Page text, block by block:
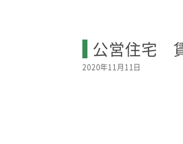
公営住宅
2020年11月11日